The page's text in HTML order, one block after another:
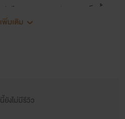
นนุ่มไปหมด หลังจากเสร็จสิ้นหน
ยังไม่อิ่มเลย
พิ่มเติม
ยังไม่มีรีวิว